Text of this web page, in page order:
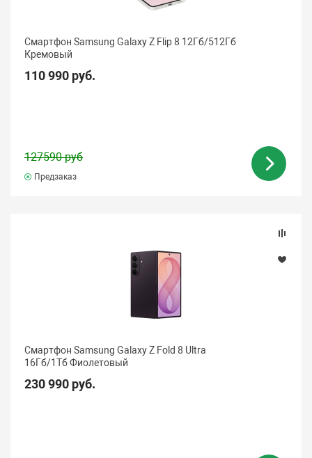
Смартфон Samsung Galaxy Z Flip 8 12Гб/512Гб
Кремовый
110 990 руб.
127590 руб
Предзаказ
Смартфон Samsung Galaxy Z Fold 8 Ultra
16Гб/1Tб Фиолетовый
230 990 руб.